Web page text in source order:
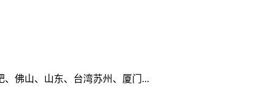
佛山、山东、台湾苏州、厦门...